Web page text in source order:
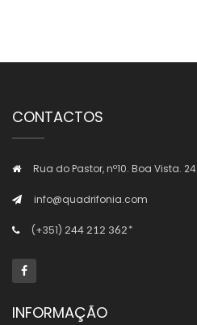
CONTACTOS
Rua do Pastor, nº10. Boa Vista.
info@quadrifonia.com
(+351) 244 212 362*
INFORMAÇÃO